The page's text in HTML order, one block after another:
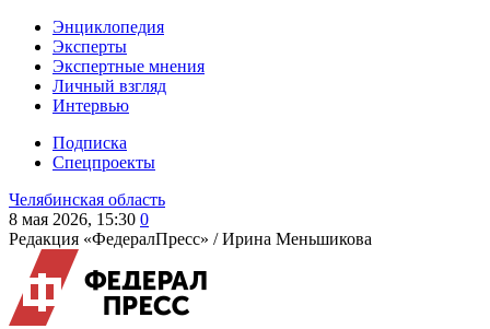
Энциклопедия
Эксперты
Экспертные мнения
Личный взгляд
Интервью
Подписка
Спецпроекты
Челябинская область
8 мая 2026, 15:30 0
Редакция «ФедералПресс» /Ирина Меньшикова